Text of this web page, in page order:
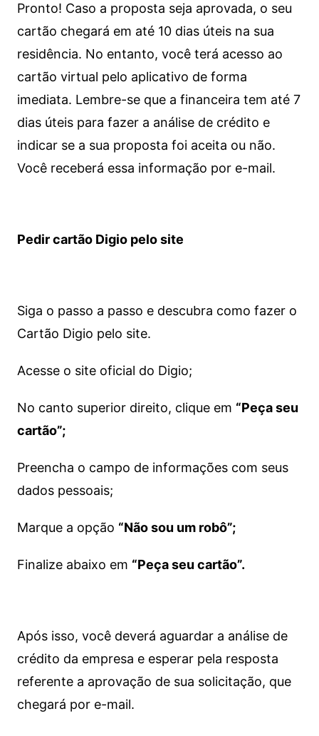
Pronto! Caso a proposta seja aprovada, o seu
cartão chegará em até 10 dias úteis na sua
residência. No entanto, você terá acesso ao
cartão virtual pelo aplicativo de forma
imediata. Lembre-se que a financeira tem até 7
dias úteis para fazer a análise de crédito e
indicar se a sua proposta foi aceita ou não.
Você receberá essa informação por e-mail.
Pedir cartão Digio pelo site
Siga o passo a passo e descubra como fazer o
Cartão Digio pelo site.
Acesse o site oficial do Digio;
No canto superior direito, clique em “Peça seu
cartão”;
Preencha o campo de informações com seus
dados pessoais;
Marque a opção “Não sou um robô”;
Finalize abaixo em “Peça seu cartão”.
Após isso, você deverá aguardar a análise de
crédito da empresa e esperar pela resposta
referente a aprovação de sua solicitação, que
chegará por e-mail.